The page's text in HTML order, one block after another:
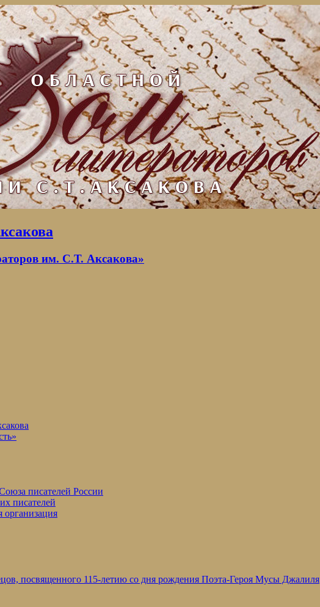
им. С.Т. Аксакова»
писателей России
писателей
организация
посвященного 115-летию со дня рождения Поэта-Героя Мусы Джалиля